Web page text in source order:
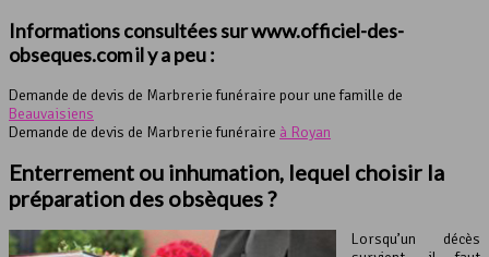
Informations consultées sur www.officiel-des-
obseques.com il y a peu :
Demande de devis de Marbrerie funéraire pour une famille de
Beauvaisiens
Demande de devis de Marbrerie funéraire à Royan
Enterrement ou inhumation, lequel choisir la
préparation des obsèques?
Lorsqu’un décès